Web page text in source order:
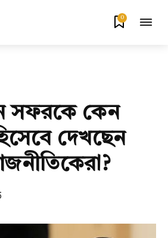
0
সফরকে কেন
দেখছেন